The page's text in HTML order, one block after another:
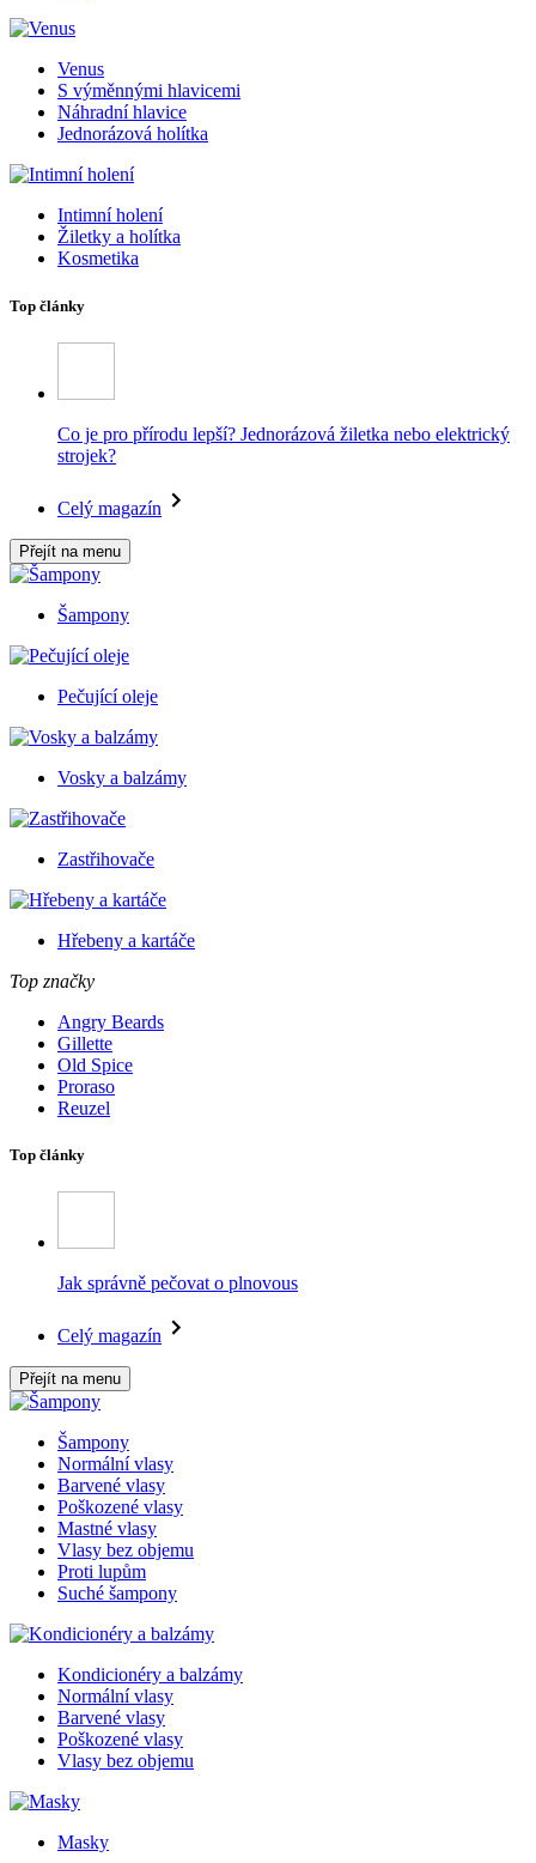
Venus
S výměnnými hlavicemi
Náhradní hlavice
Jednorázová holítka
Intimní holení
Žiletky a holítka
Kosmetika
Top články
Co je pro přírodu lepší? Jednorázová žiletka nebo elektrický
strojek?
Celý magazín
Přejít na menu
Šampony
Pečující oleje
Vosky a balzámy
Zastřihovače
Hřebeny a kartáče
Top značky
Angry Beards
Gillette
Old Spice
Proraso
Reuzel
Top články
Jak správně pečovat o plnovous
Celý magazín
Přejít na menu
Šampony
Normální vlasy
Barvené vlasy
Poškozené vlasy
Mastné vlasy
Vlasy bez objemu
Proti lupům
Suché šampony
Kondicionéry a balzámy
Normální vlasy
Barvené vlasy
Poškozené vlasy
Vlasy bez objemu
Masky